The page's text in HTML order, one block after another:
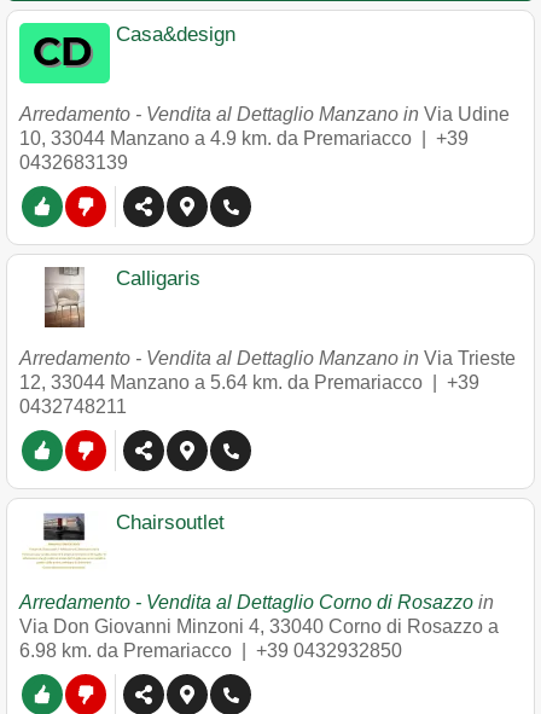
Casa&design
Arredamento - Vendita al Dettaglio Manzano in Via Udine
10, 33044 Manzano a 4.9 km. da Premariacco | +39
0432683139
Calligaris
Arredamento - Vendita al Dettaglio Manzano in Via Trieste
12, 33044 Manzano a 5.64 km. da Premariacco | +39
0432748211
Chairsoutlet
Arredamento - Vendita al Dettaglio Corno di Rosazzo in
Via Don Giovanni Minzoni 4, 33040 Corno di Rosazzo a
6.98 km. da Premariacco | +39 0432932850